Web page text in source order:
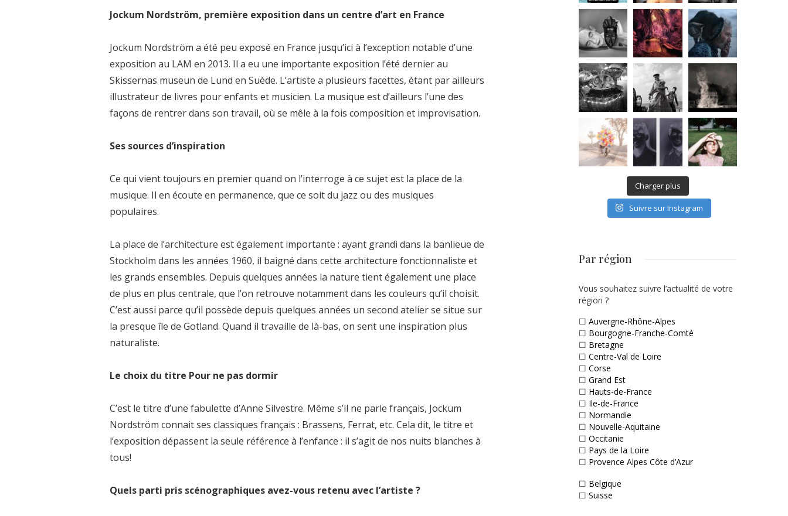
Jockum Nordström, première exposition dans un centre d’art en France
Jockum Nordström a été peu exposé en France jusqu’ici à l’exception notable d’une
exposition au LAM en 2013. Il a eu une importante exposition l’été dernier au
Skissernas museun de Lund en Suède. L’artiste a plusieurs facettes, étant par ailleurs
illustrateur de livres pour enfants et musicien. La musique est d’ailleurs l’une des
façons de rentrer dans son travail, où se mêle à la fois composition et improvisation.
Ses sources d’inspiration
Ce qui vient toujours en premier quand on l’interroge à ce sujet est la place de la
musique. Il en écoute en permanence, que ce soit du jazz ou des musiques
populaires.
La place de l’architecture est également importante : ayant grandi dans la banlieue de
Stockholm dans les années 1960, il baigné dans cette architecture fonctionnaliste et
les grands ensembles. Depuis quelques années la nature tient également une place
de plus en plus centrale, que l’on retrouve notamment dans les couleurs qu’il choisit.
C’est aussi parce qu’il possède depuis quelques années un second atelier se situe sur
la presque île de Gotland. Quand il travaille de là-bas, on sent une inspiration plus
naturaliste.
Le choix du titre Pour ne pas dormir
C’est le titre d’une fabulette d’Anne Silvestre. Même s’il ne parle français, Jockum
Nordström connait ses classiques français : Brassens, Ferrat, etc. Cela dit, le titre et
l’exposition dépassent la seule référence à l’enfance : il s’agit de nos nuits blanches à
tous!
Quels parti pris scénographiques avez-vous retenu avec l’artiste ?
Charger plus
Suivre sur Instagram
Par région
Vous souhaitez suivre l’actualité de votre
région ?
☐ Auvergne-Rhône-Alpes
☐ Bourgogne-Franche-Comté
☐ Bretagne
☐ Centre-Val de Loire
☐ Corse
☐ Grand Est
☐ Hauts-de-France
☐ Ile-de-France
☐ Normandie
☐ Nouvelle-Aquitaine
☐ Occitanie
☐ Pays de la Loire
☐ Provence Alpes Côte d’Azur
☐ Belgique
☐ Suisse